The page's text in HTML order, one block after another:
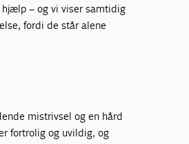
– og vi viser samtidig
fordi de står alene
mistrivsel og en hård
fortrolig og uvildig, og